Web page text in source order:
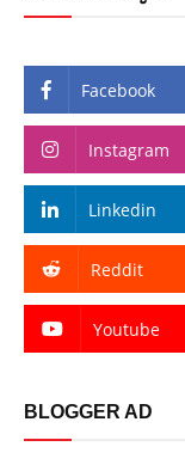
Facebook
Instagram
Linkedin
Reddit
Youtube
BLOGGER AD